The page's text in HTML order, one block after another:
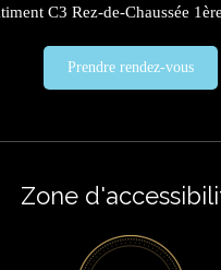
C3 Rez-de-Chaussée
Prendre rendez-vous
Zone